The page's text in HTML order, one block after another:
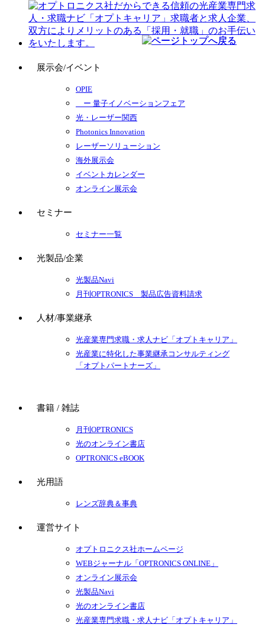
展示会/イベント
OPIE
ー 量子イノベーションフェア
光・レーザー関西
Photonics Innovation
レーザーソリューション
海外展示会
イベントカレンダー
オンライン展示会
セミナー
セミナー一覧
光製品/企業
光製品Navi
月刊OPTRONICS 製品広告資料請求
人材/事業継承
光産業専門求職・求人ナビ「オプトキャリア」
光産業に特化した事業継承コンサルティング
「オプトパートナーズ」
書籍 / 雑誌
月刊OPTRONICS
光のオンライン書店
OPTRONICS eBOOK
光用語
レンズ辞典＆事典
運営サイト
オプトロニクス社ホームページ
WEBジャーナル「OPTRONICS ONLINE」
オンライン展示会
光製品Navi
光のオンライン書店
光産業専門求職・求人ナビ「オプトキャリア」